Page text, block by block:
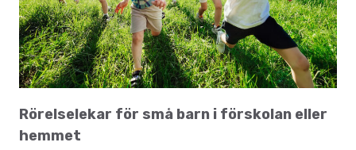
Rörelselekar för små barn i förskolan eller
hemmet